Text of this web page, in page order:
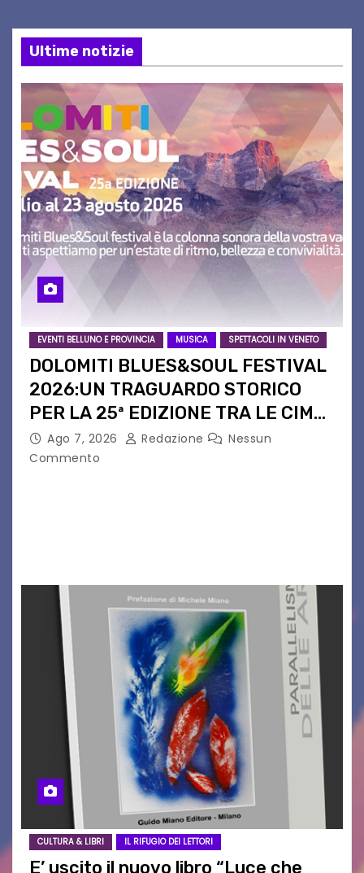
Ultime notizie
EVENTI BELLUNO E PROVINCIA MUSICA SPETTACOLI IN VENETO
DOLOMITI BLUES&SOUL FESTIVAL
2026:UN TRAGUARDO STORICO
PER LA 25ª EDIZIONE TRA LE CIME
PATRIMONIO UNESCO
Ago 7, 2026 Redazione
Nessun
Commento
CULTURA & LIBRI IL RIFUGIO DEI LETTORI
E’ uscito il nuovo libro “Luce che